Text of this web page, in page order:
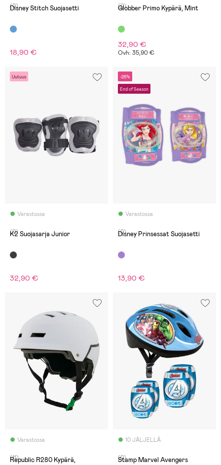
(0)
Disney Stitch Suojasetti
18,90 €
(0)
Globber Primo Kypärä, Mint
32,90 €
Ovh: 35,90 €
Uutuus
Varastossa
(0)
K2 Suojasarja Junior
32,90 €
-26%
End of Season
Varastossa
(0)
Disney Prinsessat Suojasetti
13,90 €
Varastossa
(11)
Republic R280 Kypärä,
10 JÄLJELLÄ
(0)
Stamp Marvel Avengers